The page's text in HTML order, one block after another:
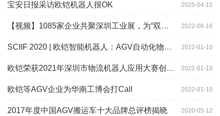
2025-04-15
宝安日报采访欧铠机器人很OK
2022-08-16
【视频】1085家企业共聚深圳工业展，为“双链”畅通堵点、卡点
2022-01-10
SCIIF 2020 | 欧铠智能机器人：AGV自动化物流设备及系统
2022-01-10
欧铠荣获2021年深圳市物流机器人应用大赛创新项目奖
2022-01-10
欧铠等AGV企业为华南工博会打Call
2020-05-12
2017年度中国AGV搬运车十大品牌总评榜揭晓